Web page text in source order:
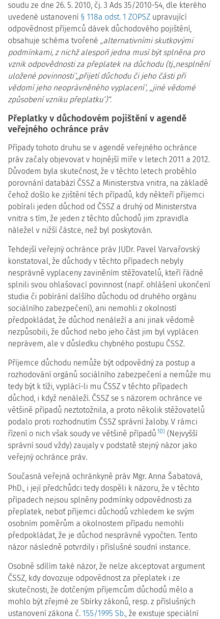
soudu ze dne 26. 5. 2010, čj. 3 Ads 35/2010-54, dle kterého
uvedené ustanovení § 118a odst. 1 ZOPSZ upravující
odpovědnost příjemců dávek důchodového pojištění,
obsahuje schéma tvořené „alternativními skutkovými
podmínkami, z nichž alespoň jedna musí být splněna pro
vznik odpovědnosti za přeplatek na důchodu (tj.,nesplnění
uložené povinnosti’,,přijetí důchodu či jeho části při
vědomí jeho neoprávněného vyplacení’, „jiné vědomé
způsobení vzniku přeplatku’)“.
Přeplatky v důchodovém pojištění v agendě
veřejného ochránce práv
Případy tohoto druhu se v agendě veřejného ochránce
práv začaly objevovat v hojnější míře v letech 2011 a 2012.
Důvodem byla skutečnost, že v těchto letech proběhlo
porovnání databází ČSSZ a Ministerstva vnitra, na základě
čehož došlo ke zjištění těch případů, kdy někteří příjemci
pobírali jeden důchod od ČSSZ a druhý od Ministerstva
vnitra s tím, že jeden z těchto důchodů jim zpravidla
náležel v nižší částce, než byl poskytován.
Tehdejší veřejný ochránce práv JUDr. Pavel Varvařovský
konstatoval, že důchody v těchto případech nebyly
nesprávně vyplaceny zaviněním stěžovatelů, kteří řádně
splnili svou ohlašovací povinnost (např. ohlášení ukončení
studia či pobírání dalšího důchodu od druhého orgánu
sociálního zabezpečení), ani nemohli z okolností
předpokládat, že důchod nenáleží a ani jinak vědomě
nezpůsobili, že důchod nebo jeho část jim byl vyplácen
neprávem, ale v důsledku chybného postupu ČSSZ.
Příjemce důchodu nemůže být odpovědný za postup a
rozhodování orgánů sociálního zabezpečení a nemůže mu
tedy být k tíži, vyplácí-li mu ČSSZ v těchto případech
důchod, i když nenáleží. ČSSZ se s názorem ochránce ve
většině případů neztotožnila, a proto několik stěžovatelů
podalo proti rozhodnutím ČSSZ správní žaloby. V rámci
řízení o nich však soudy ve většině případů 10) (Nejvyšší
správní soud vždy) zaujaly v podstatě stejný názor jako
veřejný ochránce práv.
Současná veřejná ochránkyně práv Mgr. Anna Šabatová,
PhD., i její předchůdci tedy dospěli k názoru, že v těchto
případech nejsou splněny podmínky odpovědnosti za
přeplatek, neboť příjemci důchodů vzhledem ke svým
osobním poměrům a okolnostem případu nemohli
předpokládat, že je důchod nesprávně vypočten. Tento
názor následně potvrdily i příslušné soudní instance.
Osobně sdílím také názor, že nelze akceptovat argument
ČSSZ, kdy dovozuje odpovědnost za přeplatek i ze
skutečnosti, že dotčeným příjemcům důchodů mělo a
mohlo být zřejmé ze Sbírky zákonů, resp. z příslušných
ustanovení zákona č. 155/1995 Sb., že existuje speciální